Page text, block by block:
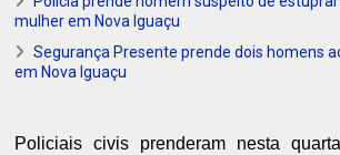
mulher em Nova Iguaçu
Segurança Presente prende dois homens
em Nova Iguaçu
Policiais civis prenderam nesta